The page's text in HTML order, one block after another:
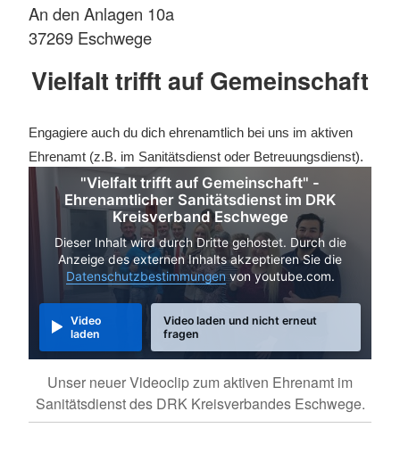
An den Anlagen 10a
37269 Eschwege
"Vielfalt trifft auf Gemeinschaft" -
Ehrenamtlicher Sanitätsdienst im DRK
Kreisverband Eschwege
Dieser Inhalt wird durch Dritte gehostet. Durch die
Anzeige des externen Inhalts akzeptieren Sie die
Datenschutzbestimmungenvon youtube.com.
Video
laden
Video laden und nicht erneut
fragen
Unser neuer Videoclip zum aktiven Ehrenamt im
Sanitätsdienst des DRK Kreisverbandes Eschwege.
Vielfalt trifft auf Gemeinschaft
Engagiere auch du dich ehrenamtlich bei uns im aktiven
Ehrenamt (z.B. im Sanitätsdienst oder Betreuungsdienst).